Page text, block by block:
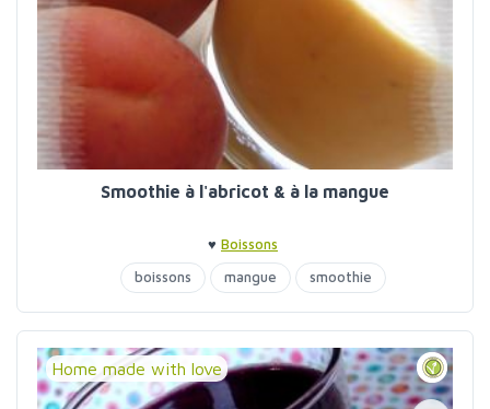
Smoothie à l'abricot & à la mangue
♥ Boissons
boissons
mangue smoothie
Home made with love